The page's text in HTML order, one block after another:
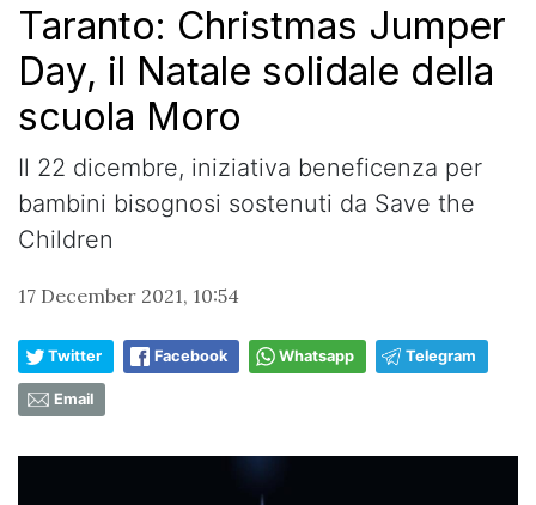
Taranto: Christmas Jumper
Day, il Natale solidale della
scuola Moro
Il 22 dicembre, iniziativa beneficenza per
bambini bisognosi sostenuti da Save the
Children
17 December 2021, 10:54
Twitter Facebook Whatsapp Telegram
Email